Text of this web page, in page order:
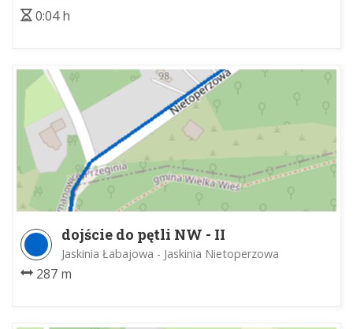
0:04 h
dojście do pętli NW - II
Jaskinia Łabajowa - Jaskinia Nietoperzowa
287 m